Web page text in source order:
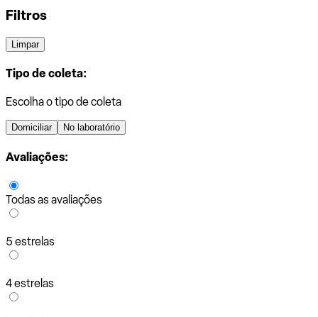
Filtros
Limpar
Tipo de coleta:
Escolha o tipo de coleta
Domiciliar No laboratório
Avaliações:
Todas as avaliações
5 estrelas
4 estrelas